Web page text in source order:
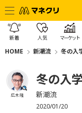
新着 人気 マーケット
HOME 新潮流 冬の入
広木 隆
冬の入
新潮流
2020/01/20